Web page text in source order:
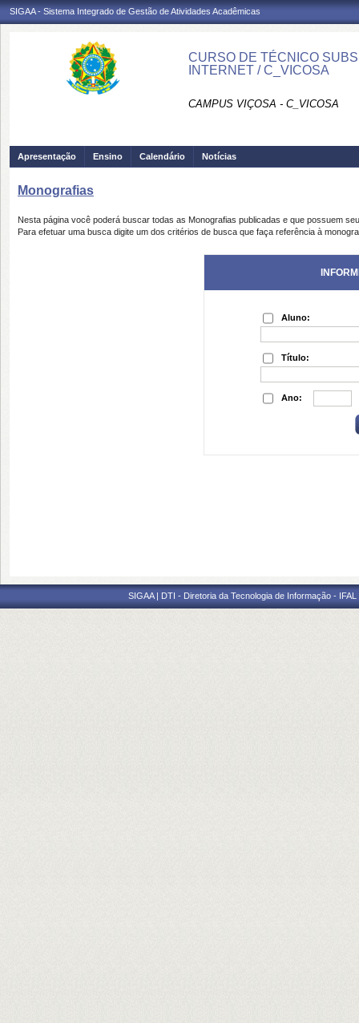
SIGAA - Sistema Integrado de Gestão de Atividades Acadêmicas
CURSO DE TÉCNICO
INTERNET / C_VICOSA
CAMPUS VIÇOSA - C_VICOSA
Apresentação Ensino Calendário Notícias
Monografias
Nesta página você poderá buscar todas as Monografias publicadas e que possuem
Para efetuar uma busca digite um dos critérios de busca que faça referência à
Aluno:
Título:
Ano:
SIGAA | DTI - Diretoria da Tecnologia de Informação -